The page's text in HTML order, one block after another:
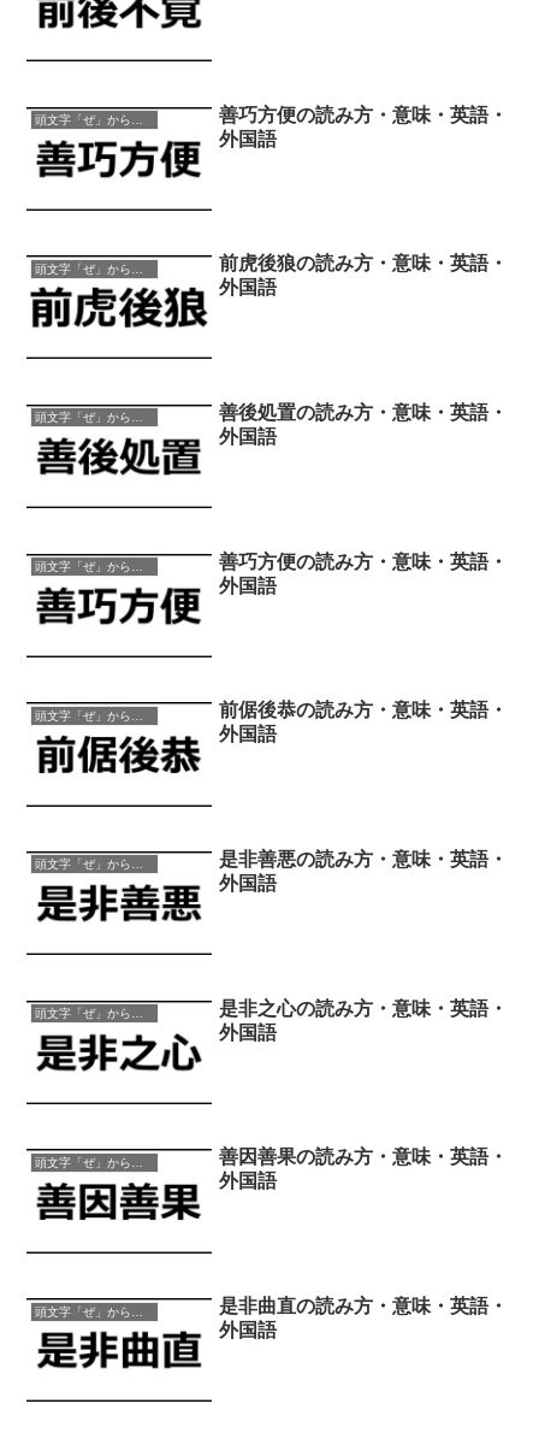
善巧方便の読み方・意味・英語・
外国語
前虎後狼の読み方・意味・英語・
外国語
頭文字「ぜ」から始まる四字熟語
善後処置の読み方・意味・英語・
外国語
善巧方便の読み方・意味・英語・
外国語
前倨後恭の読み方・意味・英語・
外国語
頭文字「ぜ」から始まる四字熟語
是非善悪の読み方・意味・英語・
外国語
是非之心の読み方・意味・英語・
外国語
善因善果の読み方・意味・英語・
外国語
是非曲直の読み方・意味・英語・
外国語